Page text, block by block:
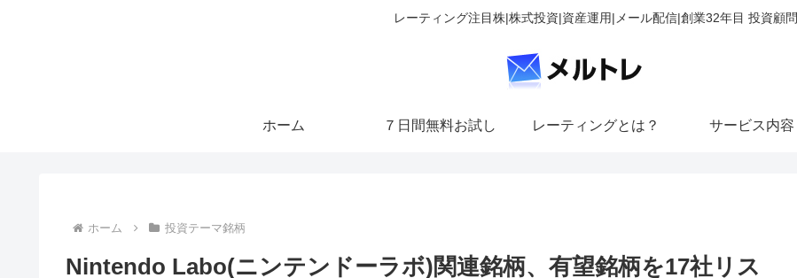
レーティング注目株|株式投資|資産運用|メール配信|創業32年目 投資顧問
ホーム ７日間無料お試し レーティングとは？ サービス内容
ホーム 投資テーマ銘柄
Nintendo Labo(ニンテンドーラボ)関連銘柄、有望銘柄を17社リス